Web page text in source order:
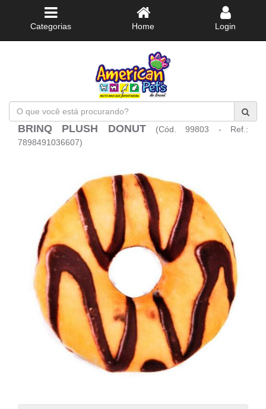
Categorias Home Login
que
você
está
BRINQ PLUSH DONUT
(Cód. 99803 - Ref.:
7898491036607)